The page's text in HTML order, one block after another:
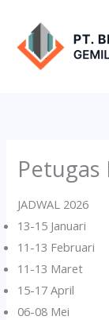
konten
Petugas
JADWAL 2026
13-15 Januari
11-13 Februari
11-13 Maret
15-17 April
06-08 Mei